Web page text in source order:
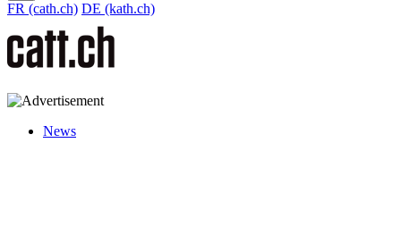
FR (cath.ch) DE (kath.ch)
News